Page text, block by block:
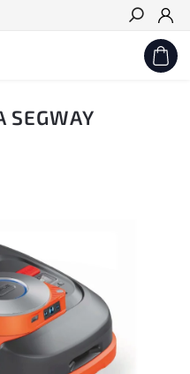
Hledat
SEGWAY